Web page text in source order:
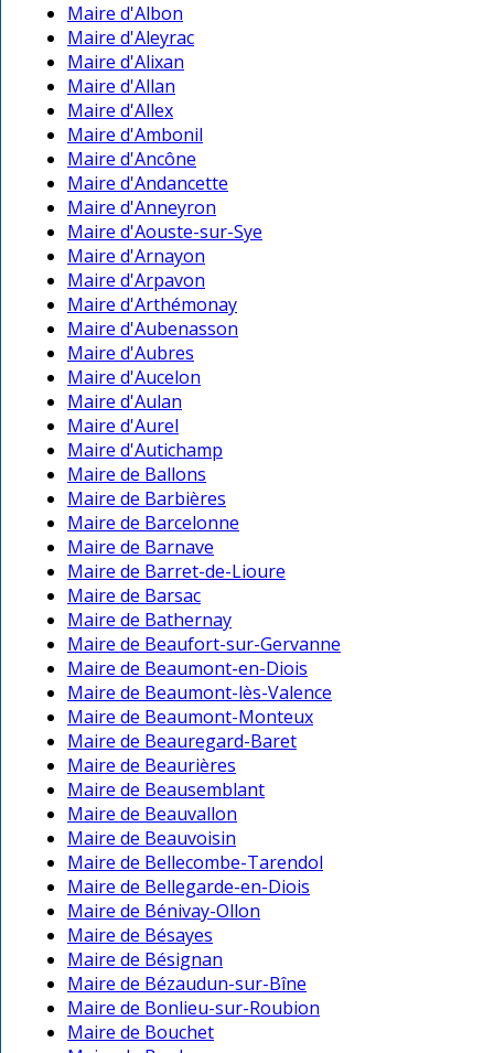
Maire d'Albon
Maire d'Aleyrac
Maire d'Alixan
Maire d'Allan
Maire d'Allex
Maire d'Ambonil
Maire d'Ancône
Maire d'Andancette
Maire d'Anneyron
Maire d'Aouste-sur-Sye
Maire d'Arnayon
Maire d'Arpavon
Maire d'Arthémonay
Maire d'Aubenasson
Maire d'Aubres
Maire d'Aucelon
Maire d'Aulan
Maire d'Aurel
Maire d'Autichamp
Maire de Ballons
Maire de Barbières
Maire de Barcelonne
Maire de Barnave
Maire de Barret-de-Lioure
Maire de Barsac
Maire de Bathernay
Maire de Beaufort-sur-Gervanne
Maire de Beaumont-en-Diois
Maire de Beaumont-lès-Valence
Maire de Beaumont-Monteux
Maire de Beauregard-Baret
Maire de Beaurières
Maire de Beausemblant
Maire de Beauvallon
Maire de Beauvoisin
Maire de Bellecombe-Tarendol
Maire de Bellegarde-en-Diois
Maire de Bénivay-Ollon
Maire de Bésayes
Maire de Bésignan
Maire de Bézaudun-sur-Bîne
Maire de Bonlieu-sur-Roubion
Maire de Bouchet